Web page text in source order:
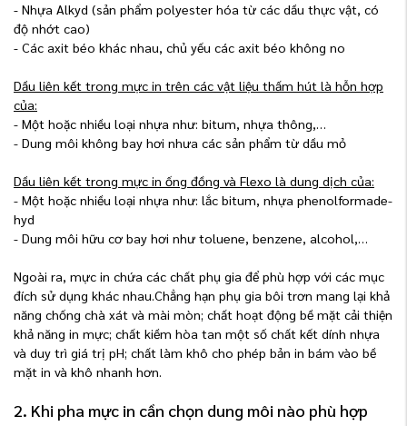
- Nhựa Alkyd (sản phẩm polyester hóa từ các dầu thực vật, có
độ nhớt cao)
- Các axit béo khác nhau, chủ yếu các axit béo không no
Dầu liên kết trong mực in trên các vật liệu thấm hút là hỗn hợp
của:
- Một hoặc nhiều loại nhựa như: bitum, nhựa thông,…
- Dung môi không bay hơi nhưa các sản phẩm từ dầu mỏ
Dầu liên kết trong mực in ống đồng và Flexo là dung dịch của:
- Một hoặc nhiều loại nhựa như: lắc bitum, nhựa phenolformade-
hyd
- Dung môi hữu cơ bay hơi như toluene, benzene, alcohol,…
Ngoài ra, mực in chứa các chất phụ gia để phù hợp với các mục
đích sử dụng khác nhau.Chẳng hạn phụ gia bôi trơn mang lại khả
năng chống chà xát và mài mòn; chất hoạt động bề mặt cải thiện
khả năng in mực; chất kiềm hòa tan một số chất kết dính nhựa
và duy trì giá trị pH; chất làm khô cho phép bản in bám vào bề
mặt in và khô nhanh hơn.
2. Khi pha mực in cần chọn dung môi nào phù hợp